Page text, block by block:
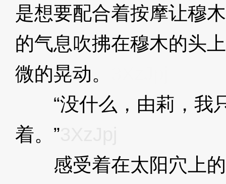
是想要配合着按摩让穆
的气息吹拂在穆木的头
微的晃动。
“没什么，由莉，我
着。”
感受着在太阳穴上的